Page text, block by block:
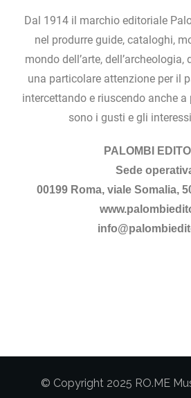
Dal 1914 il marchio editoriale
nel produrre guide, cataloghi,
mondo dell’arte, dell’archeologia,
una particolare attenzione per il
intercettando e riuscendo anche a
sono i gusti e gli
PALOMBI
Sede
00199 Roma, viale Somalia,
© Copyright 2025 RO.ME